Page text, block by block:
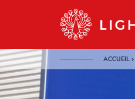
Aller au contenu
ACCUEIL›